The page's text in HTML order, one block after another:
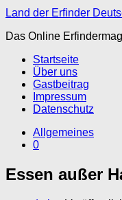
Land der Erfinder
Das Online
Startseite
Über uns
Gastbeitrag
Impressum
Datenschutz
Allgemeines
0
Essen außer